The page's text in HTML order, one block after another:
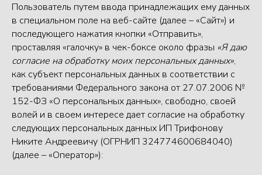
Пользователь путем ввода принадлежащих ему данных
в специальном поле на веб-сайте (далее – «Сайт») и
последующего нажатия кнопки «Отправить»,
проставляя «галочку» в чек-боксе около фразы «Я даю
согласие на обработку моих персональных данных»,
как субъект персональных данных в соответствии с
требованиями Федерального закона от 27.07.2006 №
152-ФЗ «О персональных данных», свободно, своей
волей и в своем интересе дает согласие на обработку
следующих персональных данных ИП Трифонову
Никите Андреевичу (ОГРНИП 324774600684040)
(далее – «Оператор»):